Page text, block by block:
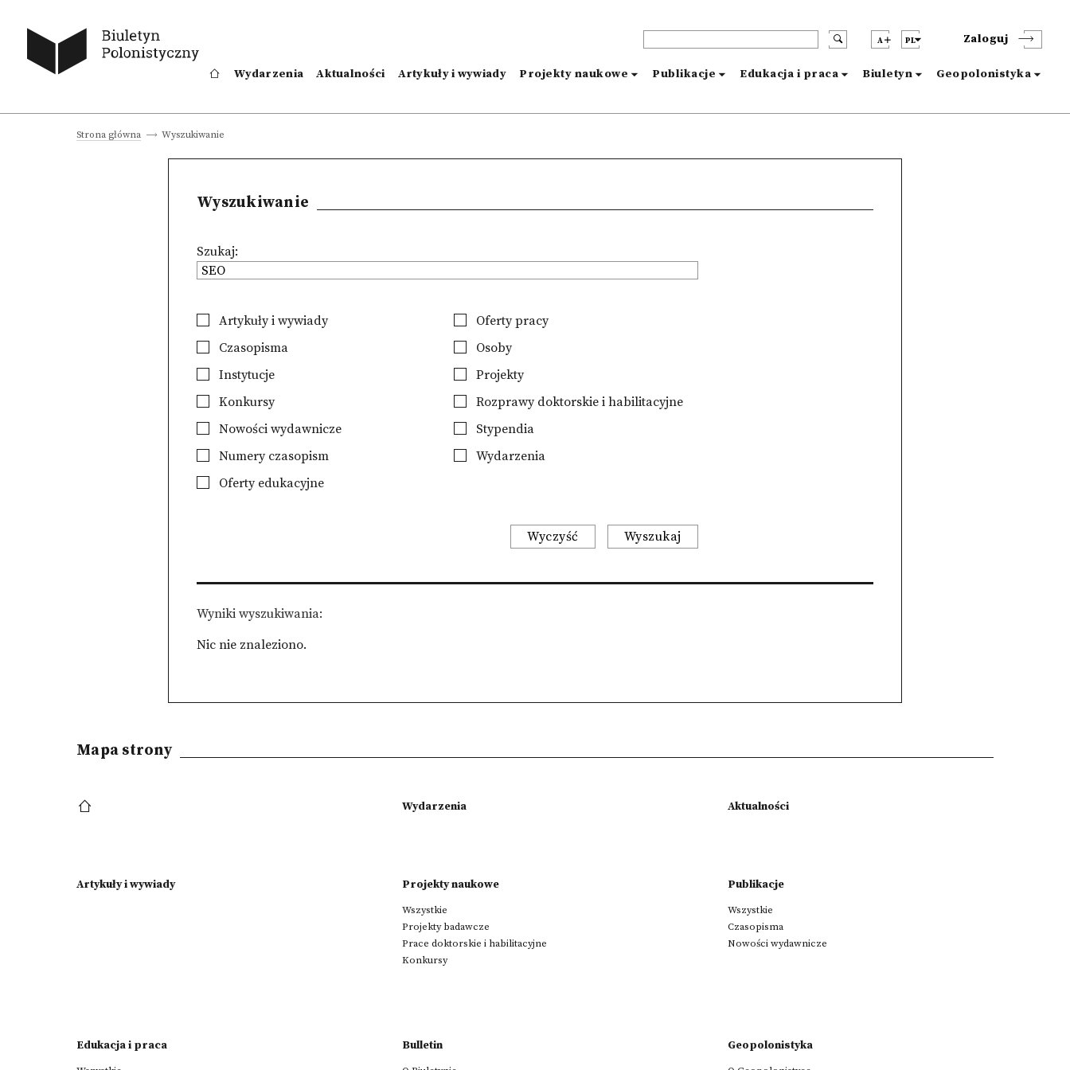
A PL Zaloguj
Wydarzenia Aktualności Artykuły i wywiady Projekty naukowe Publikacje Edukacja i praca Biuletyn Geopolonistyka
Strona główna Wyszukiwanie
Wyszukiwanie
Szukaj:
Artykuły i wywiady
Czasopisma
Instytucje
Konkursy
Nowości wydawnicze
Numery czasopism
Oferty edukacyjne
Oferty pracy
Osoby
Projekty
Rozprawy doktorskie i habilitacyjne
Stypendia
Wydarzenia
Wyczyść Wyszukaj
Wyniki wyszukiwania
Nic nie znaleziono.
Mapa strony
Wydarzenia Aktualności
Artykuły i wywiady Projekty naukowe
Wszystkie
Projekty badawcze
Prace doktorskie i habilitacyjne
Konkursy
Publikacje
Wszystkie
Czasopisma
Nowości wydawnicze
Edukacja i praca Bulletin Geopolonistyka